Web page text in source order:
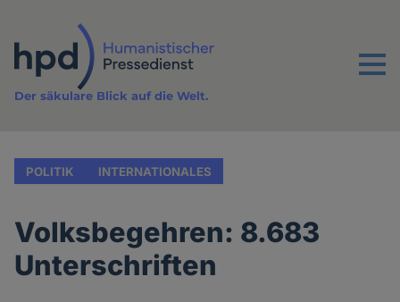
Inhalt
Menu
Der säkulare Blick auf die Welt.
POLITIK INTERNATIONALES
Volksbegehren: 8.683
Unterschriften